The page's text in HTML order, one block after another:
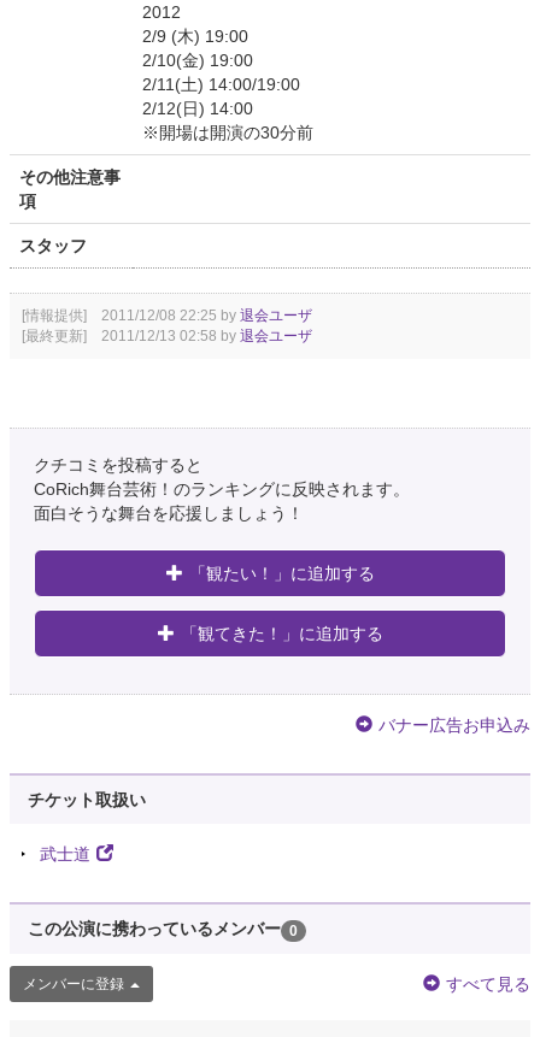
2012
2/9 (木) 19:00
2/10(金) 19:00
2/11(土) 14:00/19:00
2/12(日) 14:00
※開場は開演の30分前
その他注意事
項
スタッフ
[情報提供] 2011/12/08 22:25 by 退会ユーザ
[最終更新] 2011/12/13 02:58 by 退会ユーザ
クチコミを投稿すると
CoRich舞台芸術！のランキングに反映されます。
面白そうな舞台を応援しましょう！
「観たい！」に追加する
「観てきた！」に追加する
バナー広告お申込み
チケット取扱い
武士道
この公演に携わっているメンバー 0
メンバーに登録 すべて見る